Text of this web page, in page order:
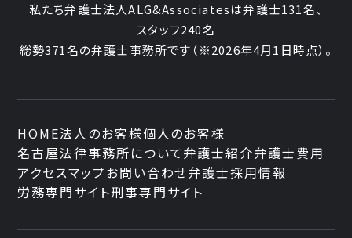
私たち弁護士法人ALG&Associatesは弁護士131名、
スタッフ240名
総勢371名の弁護士事務所です （※2026年4月1日時点）。
HOME法人のお客様個人のお客様
名古屋法律事務所について弁護士紹介弁護士費用
アクセスマップお問い合わせ弁護士採用情報
労務専門サイト刑事専門サイト